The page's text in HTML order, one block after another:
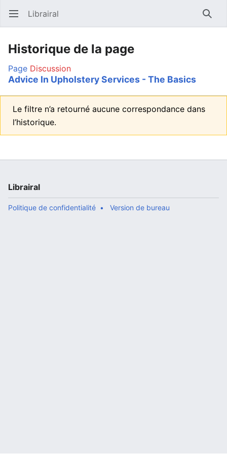
Ouvrir le menu principal Librairal
Historique de la page
Page Discussion
Advice In Upholstery Services - The Basics
Le filtre n’a retourné aucune correspondance dans
l’historique.
Librairal
Politique de confidentialité Version de bureau